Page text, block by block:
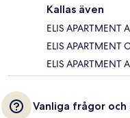
Kallas även
ELIS APARTMENT
ELIS APARTMENT
ELIS
Vanliga frågor och